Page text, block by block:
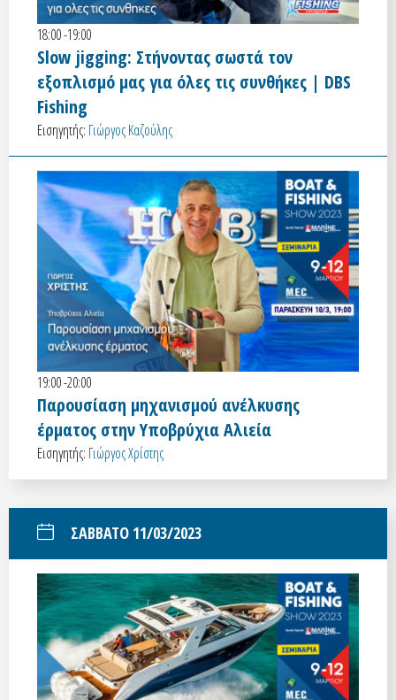
18:00 -19:00
Slow jigging: Στήνοντας σωστά τον
εξοπλισμό μας για όλες τις συνθήκες | DBS
Fishing
Εισηγητής: Γιώργος Καζούλης
19:00 -20:00
Παρουσίαση μηχανισμού ανέλκυσης
έρματος στην Υποβρύχια Αλιεία
Εισηγητής: Γιώργος Χρίστης
ΣΑΒΒΑΤΟ 11/03/2023